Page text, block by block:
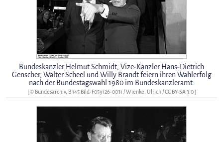
Bundeskanzler Helmut Schmidt, Vize-Kanzler Hans-Dietrich
Genscher, Walter Scheel und Willy Brandt feiern ihren Wahlerfolg
nach der Bundestagswahl 1980 im Bundeskanzleramt.
[ © Bundesarchiv, B 145 Bild-F059126-0031 / Wienke, Ulrich /CC BY-SA 3.0]